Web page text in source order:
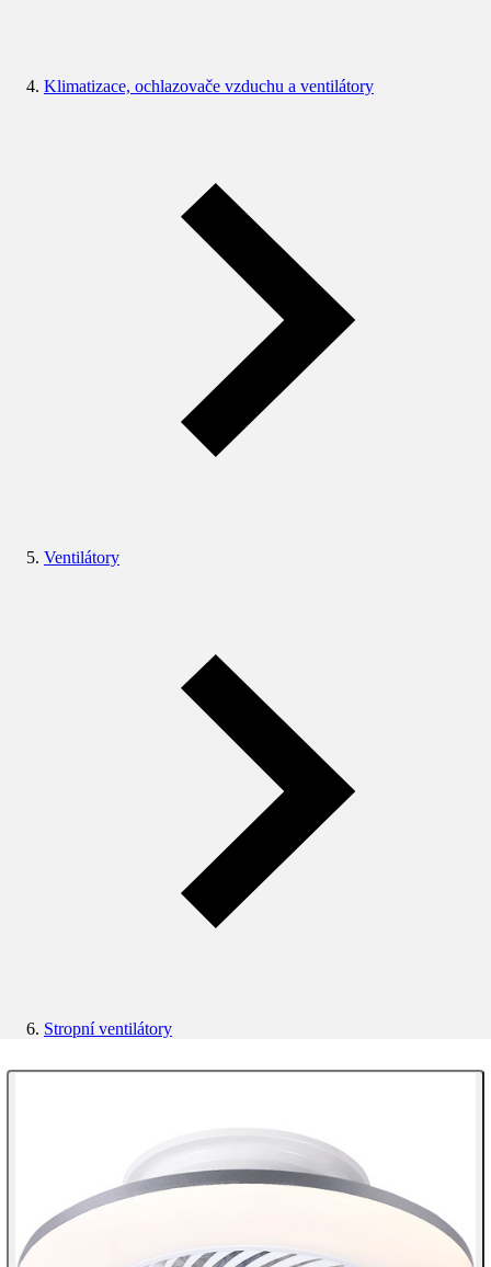
Klimatizace, ochlazovače vzduchu a ventilátory
Ventilátory
Stropní ventilátory